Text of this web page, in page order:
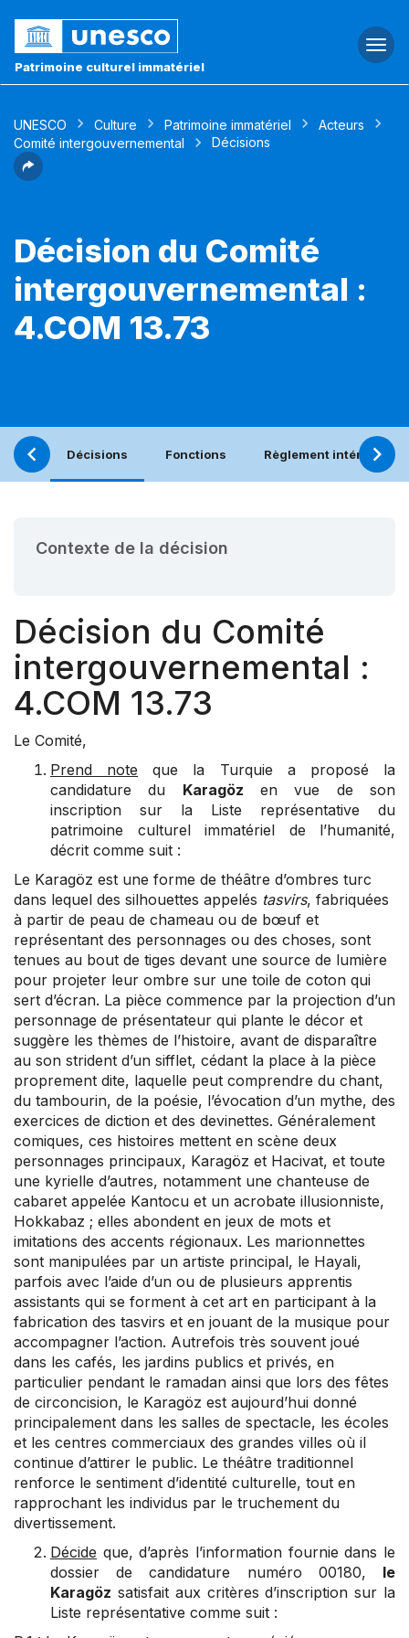
Patrimoine culturel immatériel
UNESCO Culture Patrimoine immatériel
Acteurs
Comité intergouvernemental
Décisions
Décision du Comité
intergouvernemental :
4.COM 13.73
Décisions Fonctions Règlement intérieur
Contexte de la décision
Décision du Comité
intergouvernemental :
4.COM 13.73
Le Comité,
Prend note que la Turquie a proposé la
candidature du Karagöz en vue de son
inscription sur la Liste représentative du
patrimoine culturel immatériel de l’humanité,
décrit comme suit :
Le Karagöz est une forme de théâtre d’ombres turc
dans lequel des silhouettes appelés tasvirs, fabriquées
à partir de peau de chameau ou de bœuf et
représentant des personnages ou des choses, sont
tenues au bout de tiges devant une source de lumière
pour projeter leur ombre sur une toile de coton qui
sert d’écran. La pièce commence par la projection d’un
personnage de présentateur qui plante le décor et
suggère les thèmes de l’histoire, avant de disparaître
au son strident d’un sifflet, cédant la place à la pièce
proprement dite, laquelle peut comprendre du chant,
du tambourin, de la poésie, l’évocation d’un mythe, des
exercices de diction et des devinettes. Généralement
comiques, ces histoires mettent en scène deux
personnages principaux, Karagöz et Hacivat, et toute
une kyrielle d’autres, notamment une chanteuse de
cabaret appelée Kantocu et un acrobate illusionniste,
Hokkabaz ; elles abondent en jeux de mots et
imitations des accents régionaux. Les marionnettes
sont manipulées par un artiste principal, le Hayali,
parfois avec l’aide d’un ou de plusieurs apprentis
assistants qui se forment à cet art en participant à la
fabrication des tasvirs et en jouant de la musique pour
accompagner l’action. Autrefois très souvent joué
dans les cafés, les jardins publics et privés, en
particulier pendant le ramadan ainsi que lors des fêtes
de circoncision, le Karagöz est aujourd’hui donné
principalement dans les salles de spectacle, les écoles
et les centres commerciaux des grandes villes où il
continue d’attirer le public. Le théâtre traditionnel
renforce le sentiment d’identité culturelle, tout en
rapprochant les individus par le truchement du
divertissement.
Décide que, d’après l’information fournie dans le
dossier de candidature numéro 00180, le
Karagöz satisfait aux critères d’inscription sur la
Liste représentative comme suit :